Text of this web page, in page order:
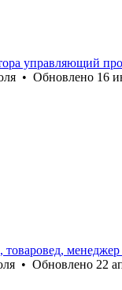
управляющий
• Обновлено 16
товаровед,
• Обновлено 22